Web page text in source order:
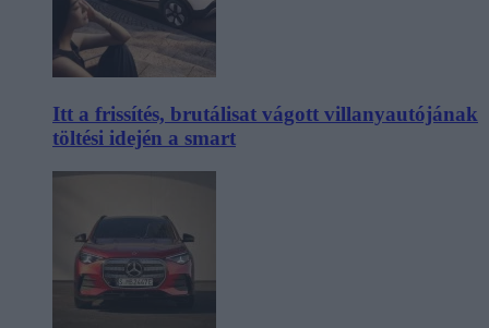
Itt a frissítés, brutálisat vágott villanyautójának
töltési idején a smart